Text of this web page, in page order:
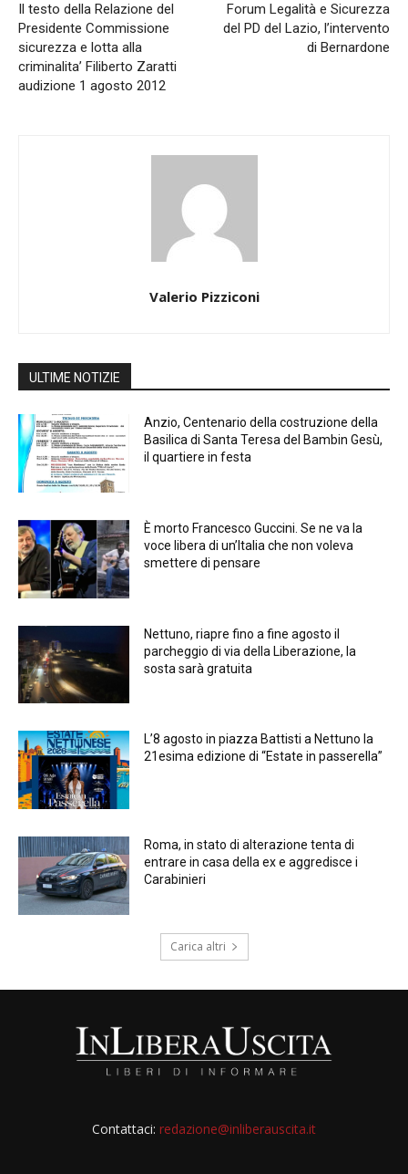
Il testo della Relazione del
Presidente Commissione
sicurezza e lotta alla
criminalita’ Filiberto Zaratti
audizione 1 agosto 2012
Forum Legalità e Sicurezza
del PD del Lazio, l’intervento
di Bernardone
Valerio Pizziconi
ULTIME NOTIZIE
Anzio, Centenario della costruzione della
Basilica di Santa Teresa del Bambin Gesù,
il quartiere in festa
È morto Francesco Guccini. Se ne va la
voce libera di un’Italia che non voleva
smettere di pensare
Nettuno, riapre fino a fine agosto il
parcheggio di via della Liberazione, la
sosta sarà gratuita
L’8 agosto in piazza Battisti a Nettuno la
21esima edizione di “Estate in passerella”
Roma, in stato di alterazione tenta di
entrare in casa della ex e aggredisce i
Carabinieri
Carica altri
Contattaci: redazione@inliberauscita.it